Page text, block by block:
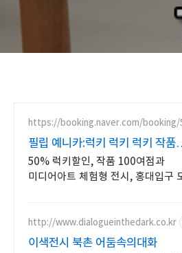
https://booking.naver.com/
필립 예니카:럭키 럭키 럭키 작품
100여점 체험형 전시
50% 럭키할인, 작품 100여점과
미디어아트 체험형 전시, 홍대입구
http://www.dialogueinthedark.co.kr
이색전시 북촌 어둠속의대화